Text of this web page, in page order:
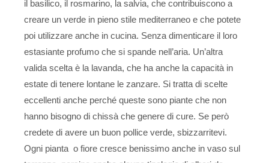
il basilico, il rosmarino, la salvia, che contribuiscono a
creare un verde in pieno stile mediterraneo e che potete
poi utilizzare anche in cucina. Senza dimenticare il loro
estasiante profumo che si spande nell’aria. Un’altra
valida scelta è la lavanda, che ha anche la capacità in
estate di tenere lontane le zanzare. Si tratta di scelte
eccellenti anche perché queste sono piante che non
hanno bisogno di chissà che genere di cure. Se però
credete di avere un buon pollice verde, sbizzarritevi.
Ogni pianta o fiore cresce benissimo anche in vaso sul